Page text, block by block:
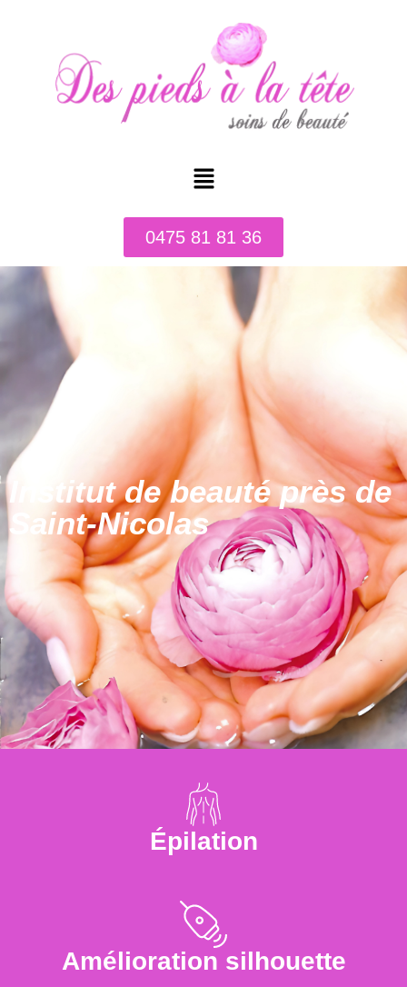
0475 81 81 36
Institut de beauté près de
Saint-Nicolas
Épilation
Amélioration silhouette